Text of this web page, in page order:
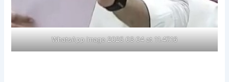
WhatsApp Image 2025 03 04 at 11.47.16